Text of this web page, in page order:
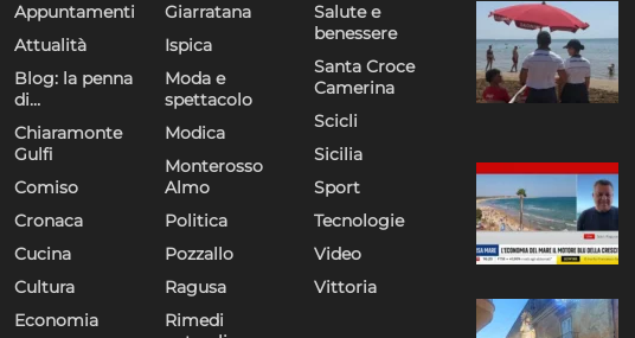
Appuntamenti
Attualità
Blog: la penna
di…
Chiaramonte
Gulfi
Comiso
Cronaca
Cucina
Cultura
Economia
Giarratana
Ispica
Moda e
spettacolo
Modica
Monterosso
Almo
Politica
Pozzallo
Ragusa
Rimedi
Salute e
benessere
Santa Croce
Camerina
Scicli
Sicilia
Sport
Tecnologie
Video
Vittoria